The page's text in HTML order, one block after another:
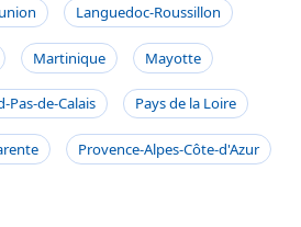
Languedoc-Roussillon
Martinique Mayotte
Pas-de-Calais Pays de la Loire
Provence-Alpes-Côte-d'Azur